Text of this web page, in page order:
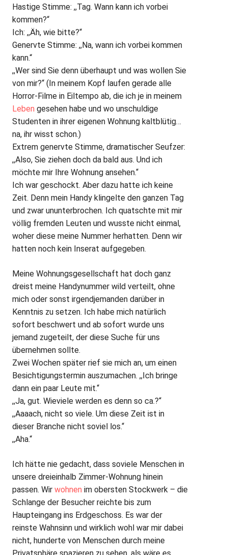
Hastige Stimme: ,,Tag. Wann kann ich vorbei
kommen?“
Ich: ,,Äh, wie bitte?“
Genervte Stimme: ,,Na, wann ich vorbei kommen
kann.“
,,Wer sind Sie denn überhaupt und was wollen Sie
von mir?“ (In meinem Kopf laufen gerade alle
Horror-Filme in Eiltempo ab, die ich je in meinem
Leben gesehen habe und wo unschuldige
Studenten in ihrer eigenen Wohnung kaltblütig…
na, ihr wisst schon.)
Extrem genervte Stimme, dramatischer Seufzer:
,,Also, Sie ziehen doch da bald aus. Und ich
möchte mir Ihre Wohnung ansehen.“
Ich war geschockt. Aber dazu hatte ich keine
Zeit. Denn mein Handy klingelte den ganzen Tag
und zwar ununterbrochen. Ich quatschte mit mir
völlig fremden Leuten und wusste nicht einmal,
woher diese meine Nummer herhatten. Denn wir
hatten noch kein Inserat aufgegeben.
Meine Wohnungsgesellschaft hat doch ganz
dreist meine Handynummer wild verteilt, ohne
mich oder sonst irgendjemanden darüber in
Kenntnis zu setzen. Ich habe mich natürlich
sofort beschwert und ab sofort wurde uns
jemand zugeteilt, der diese Suche für uns
übernehmen sollte.
Zwei Wochen später rief sie mich an, um einen
Besichtigungstermin auszumachen. ,,Ich bringe
dann ein paar Leute mit.“
,,Ja, gut. Wieviele werden es denn so ca.?“
,,Aaaach, nicht so viele. Um diese Zeit ist in
dieser Branche nicht soviel los.“
,,Aha.“
Ich hätte nie gedacht, dass soviele Menschen in
unsere dreieinhalb Zimmer-Wohnung hinein
passen. Wir wohnen im obersten Stockwerk – die
Schlange der Besucher reichte bis zum
Haupteingang ins Erdgeschoss. Es war der
reinste Wahnsinn und wirklich wohl war mir dabei
nicht, hunderte von Menschen durch meine